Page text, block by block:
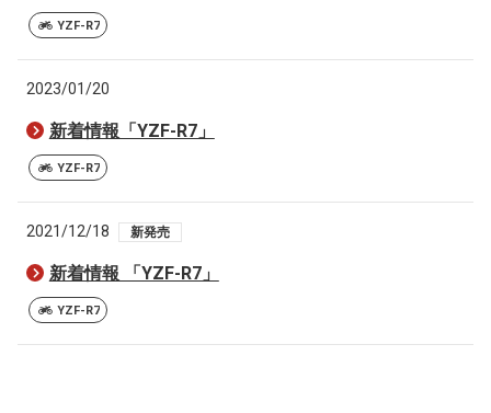
YZF-R7
2023/01/20
新着情報「YZF-R7」
YZF-R7
2021/12/18 新発売
新着情報 「YZF-R7」
YZF-R7